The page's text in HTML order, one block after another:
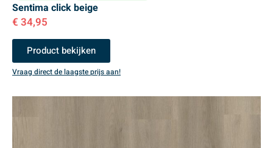
Sentima click beige
€ 34,95
Product bekijken
Vraag direct de laagste prijs aan!